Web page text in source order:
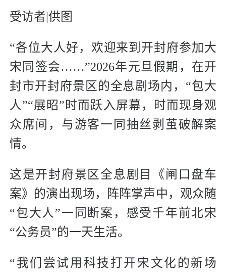
受访者|供图
“各位大人好，欢迎来到开封府参加大
宋同签会……”2026年元旦假期，在开
封市开封府景区的全息剧场内，“包大
人”“展昭”时而跃入屏幕，时而现身观
众席间，与游客一同抽丝剥茧破解案
情。
这是开封府景区全息剧目《闸口盘车
案》的演出现场，阵阵掌声中，观众随
“包大人”一同断案，感受千年前北宋
“公务员”的一天生活。
“我们尝试用科技打开宋文化的新场